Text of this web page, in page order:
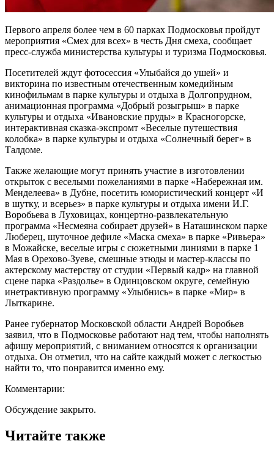
Первого апреля более чем в 60 парках Подмосковья пройдут
мероприятия «Смех для всех» в честь Дня смеха, сообщает
пресс-служба министерства культуры и туризма Подмосковья.
Посетителей ждут фотосессия «Улыбайся до ушей» и
викторина по известным отечественным комедийным
кинофильмам в парке культуры и отдыха в Долгопрудном,
анимационная программа «Добрый розыгрыш» в парке
культуры и отдыха «Ивановские пруды» в Красногорске,
интерактивная сказка-экспромт «Веселые путешествия
колобка» в парке культуры и отдыха «Солнечный берег» в
Талдоме.
Также желающие могут принять участие в изготовлении
открыток с веселыми пожеланиями в парке «Набережная им.
Менделеева» в Дубне, посетить юмористический концерт «И
в шутку, и всерьез» в парке культуры и отдыха имени И.Г.
Воробьева в Луховицах, концертно-развлекательную
программа «Несмеяна собирает друзей» в Наташинском парке
Люберец, шуточное дефиле «Маска смеха» в парке «Ривьера»
в Можайске, веселые игры с сюжетными линиями в парке 1
Мая в Орехово-Зуеве, смешные этюды и мастер-классы по
актерскому мастерству от студии «Первый кадр» на главной
сцене парка «Раздолье» в Одинцовском округе, семейную
инетрактивную программу «Улыбнись» в парке «Мир» в
Лыткарине.
Ранее губернатор Московской области Андрей Воробьев
заявил, что в Подмосковье работают над тем, чтобы наполнять
афишу мероприятий, с вниманием относятся к организации
отдыха. Он отметил, что на сайте каждый может с легкостью
найти то, что понравится именно ему.
Комментарии:
Обсуждение закрыто.
Читайте также